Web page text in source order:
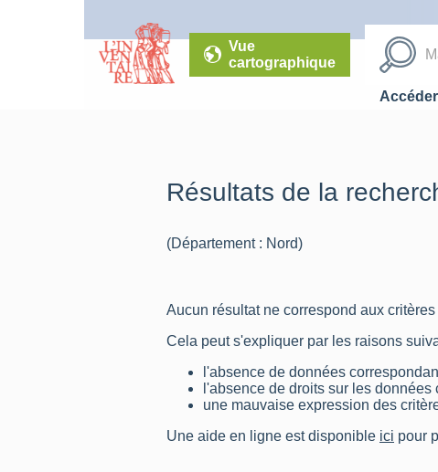
Vue
cartographique
Résultats de la
(Département : Nord)
Aucun résultat ne correspond aux
Cela peut s'expliquer par les raisons
l'absence de données
l'absence de droits sur les
une mauvaise expression des
Une aide en ligne est disponible ici pour